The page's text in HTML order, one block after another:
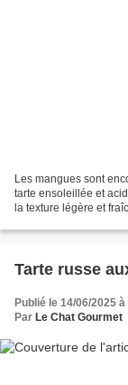
Les mangues sont
tarte ensoleillée et
la texture légère et
Tarte russe
Publié le 14/06/2025
Par Le Chat Gourmet